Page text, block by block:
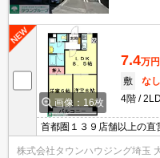
画像：16枚
7.4万円
敷
なし
4階
首都圏１３９店舗以上の直
合ったお部屋をお探しさ
まとめてご紹介☆何でもご
株式会社タウンハウジング埼玉